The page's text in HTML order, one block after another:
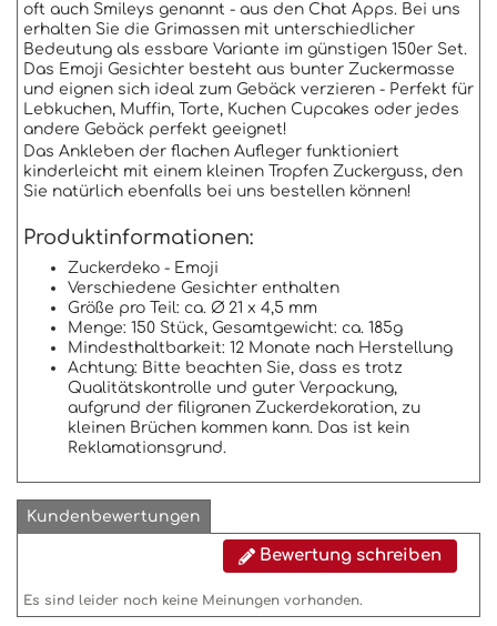
oft auch Smileys genannt - aus den Chat Apps. Bei uns
erhalten Sie die Grimassen mit unterschiedlicher
Bedeutung als essbare Variante im günstigen 150er Set.
Das Emoji Gesichter besteht aus bunter Zuckermasse
und eignen sich ideal zum Gebäck verzieren - Perfekt für
Lebkuchen, Muffin, Torte, Kuchen Cupcakes oder jedes
andere Gebäck perfekt geeignet!
Das Ankleben der flachen Aufleger funktioniert
kinderleicht mit einem kleinen Tropfen Zuckerguss, den
Sie natürlich ebenfalls bei uns bestellen können!
Produktinformationen:
Zuckerdeko - Emoji
Verschiedene Gesichter enthalten
Größe pro Teil: ca. Ø 21 x 4,5 mm
Menge: 150 Stück, Gesamtgewicht: ca. 185g
Mindesthaltbarkeit: 12 Monate nach Herstellung
Achtung: Bitte beachten Sie, dass es trotz
Qualitätskontrolle und guter Verpackung,
aufgrund der filigranen Zuckerdekoration, zu
kleinen Brüchen kommen kann. Das ist kein
Reklamationsgrund.
Kundenbewertungen
Bewertung schreiben
Es sind leider noch keine Meinungen vorhanden.